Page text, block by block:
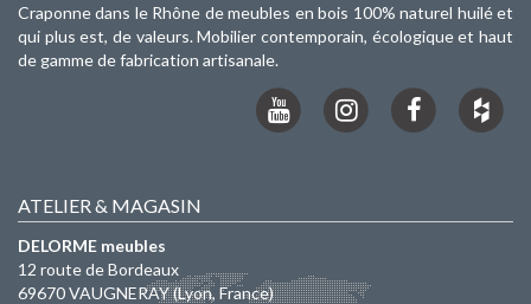
Craponne dans le Rhône de meubles en bois 100% naturel huilé et
qui plus est, de valeurs. Mobilier contemporain, écologique et haut
de gamme de fabrication artisanale.
ATELIER & MAGASIN
DELORME meubles
12 route de Bordeaux
69670VAUGNERAY(Lyon, France)